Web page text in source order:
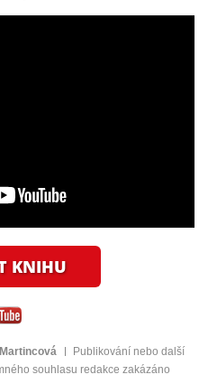
KNIHU
Publikování nebo další
souhlasu redakce zakázáno